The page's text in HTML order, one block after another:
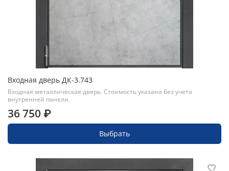
Входная дверь ДК-3.743
Входная металлическая дверь. Стоимость указана без учета
внутренней панели.
36 750 ₽
Выбрать